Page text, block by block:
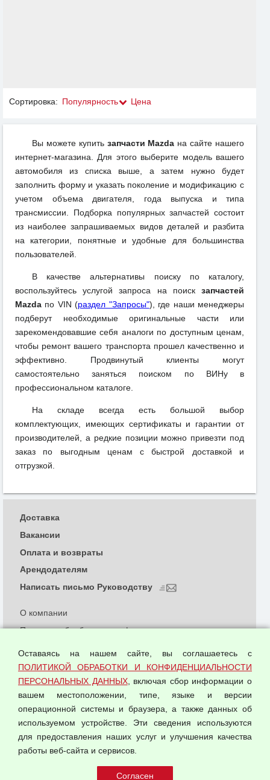
Сортировка: Популярность Цена
Вы можете купить запчасти Mazda на сайте нашего
интернет-магазина. Для этого выберите модель вашего
автомобиля из списка выше, а затем нужно будет
заполнить форму и указать поколение и модификацию с
учетом объема двигателя, года выпуска и типа
трансмиссии. Подборка популярных запчастей состоит
из наиболее запрашиваемых видов деталей и разбита
на категории, понятные и удобные для большинства
пользователей.
В качестве альтернативы поиску по каталогу,
воспользуйтесь услугой запроса на поиск запчастей
Mazda по VIN (раздел "Запросы"), где наши менеджеры
подберут необходимые оригинальные части или
зарекомендовавшие себя аналоги по доступным ценам,
чтобы ремонт вашего транспорта прошел качественно и
эффективно. Продвинутый клиенты могут
самостоятельно заняться поиском по ВИНу в
профессиональном каталоге.
На складе всегда есть большой выбор
комплектующих, имеющих сертификаты и гарантии от
производителей, а редкие позиции можно привезти под
заказ по выгодным ценам с быстрой доставкой и
отгрузкой.
© 2026 ООО "Феникс"
О компании
Политика обработки и конфиденциальности
Согласием на обработку персональных данных
Оферта оптовой купли-продажи
Публичная оферта
Доставка
Вакансии
Оплата и возвраты
Арендодателям
Написать письмо Руководству
Оставаясь на нашем сайте, вы соглашаетесь с
ПОЛИТИКОЙ ОБРАБОТКИ И КОНФИДЕНЦИАЛЬНОСТИ
ПЕРСОНАЛЬНЫХ ДАННЫХ, включая сбор информации о
вашем местоположении, типе, языке и версии
операционной системы и браузера, а также данных об
используемом устройстве. Эти сведения используются
для предоставления наших услуг и улучшения качества
работы веб-сайта и сервисов.